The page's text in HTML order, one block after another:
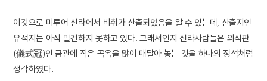
이것으로 미루어 신라에서 비취가 산출되었음을 알 수 있는데, 산출지인
유적지는 아직 발견하지 못하고 있다. 그래서인지 신라사람들은 의식관
(儀式冠)인 금관에 작은 곡옥을 많이 매달아 놓는 것을 하나의 정석처럼
생각하였다.